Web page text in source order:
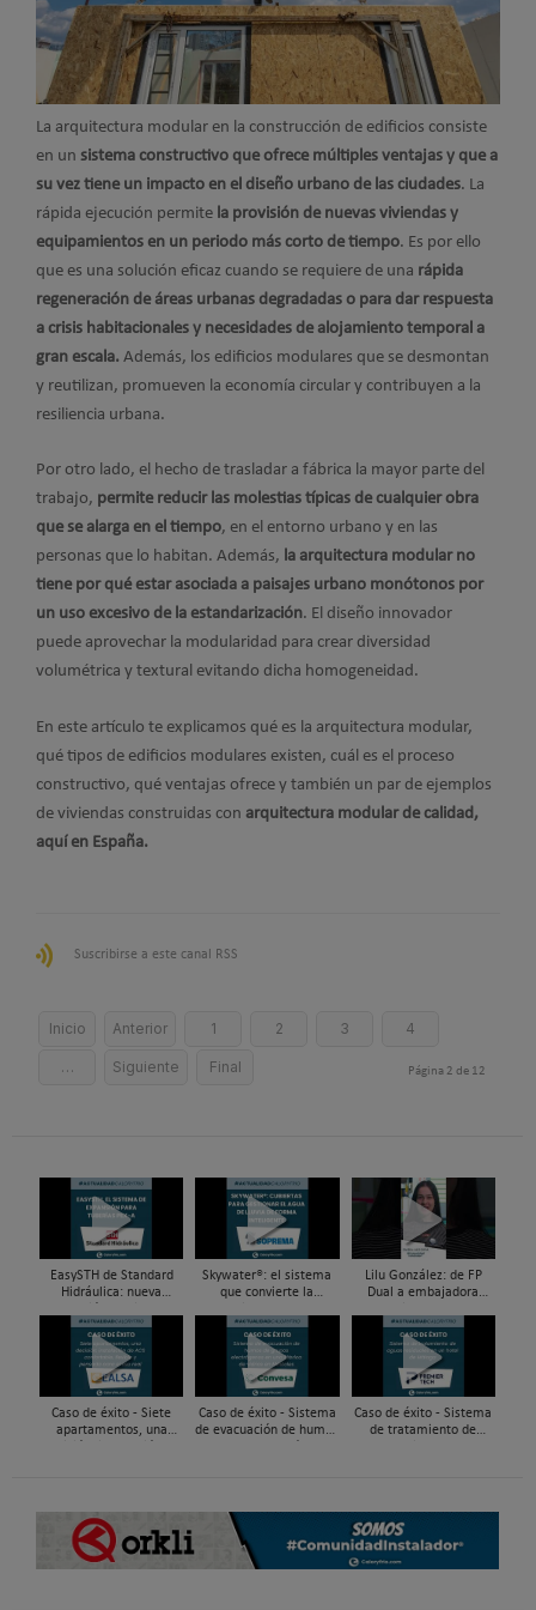
La arquitectura modular en la construcción de edificios consiste
en un sistema constructivo que ofrece múltiples ventajas y que a
su vez tiene un impacto en el diseño urbano de las ciudades. La
rápida ejecución permite la provisión de nuevas viviendas y
equipamientos en un periodo más corto de tiempo. Es por ello
que es una solución eficaz cuando se requiere de una rápida
regeneración de áreas urbanas degradadas o para dar respuesta
a crisis habitacionales y necesidades de alojamiento temporal a
gran escala. Además, los edificios modulares que se desmontan
y reutilizan, promueven la economía circular y contribuyen a la
resiliencia urbana.
Por otro lado, el hecho de trasladar a fábrica la mayor parte del
trabajo, permite reducir las molestias típicas de cualquier obra
que se alarga en el tiempo, en el entorno urbano y en las
personas que lo habitan. Además, la arquitectura modular no
tiene por qué estar asociada a paisajes urbano monótonos por
un uso excesivo de la estandarización. El diseño innovador
puede aprovechar la modularidad para crear diversidad
volumétrica y textural evitando dicha homogeneidad.
En este artículo te explicamos qué es la arquitectura modular,
qué tipos de edificios modulares existen, cuál es el proceso
constructivo, qué ventajas ofrece y también un par de ejemplos
de viviendas construidas con arquitectura modular de calidad,
aquí en España.
Suscribirse a este canal RSS
Inicio Anterior 1 2 3 4
… Siguiente Final Página 2 de 12
EasySTH de Standard
Hidráulica: nueva
de expansión para
tuberías PEX
Skywater®: el sistema
que convierte la
infraestructura activa de
gestión del agua...
Lilu González: de FP
Dual a embajadora
| Mecatrónica Industrial
Caso de éxito - Siete
apartamentos, una
Caso de éxito - Sistema
de evacuación de humos
Caso de éxito - Sistema
de tratamiento de